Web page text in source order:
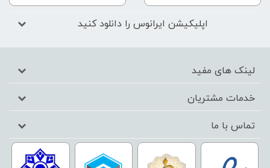
اپلیکیشن ایرانوس را دانلود کنید
لینک های مفید
خدمات مشتریان
تماس با ما